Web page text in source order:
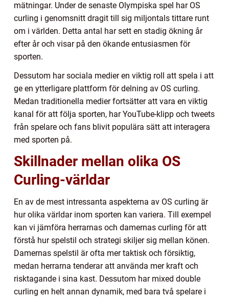
mätningar. Under de senaste Olympiska spel har OS
curling i genomsnitt dragit till sig miljontals tittare runt
om i världen. Detta antal har sett en stadig ökning år
efter år och visar på den ökande entusiasmen för
sporten.
Dessutom har sociala medier en viktig roll att spela i att
ge en ytterligare plattform för delning av OS curling.
Medan traditionella medier fortsätter att vara en viktig
kanal för att följa sporten, har YouTube-klipp och tweets
från spelare och fans blivit populära sätt att interagera
med sporten på.
Skillnader mellan olika OS
Curling-världar
En av de mest intressanta aspekterna av OS curling är
hur olika världar inom sporten kan variera. Till exempel
kan vi jämföra herrarnas och damernas curling för att
förstå hur spelstil och strategi skiljer sig mellan könen.
Damernas spelstil är ofta mer taktisk och försiktig,
medan herrarna tenderar att använda mer kraft och
risktagande i sina kast. Dessutom har mixed double
curling en helt annan dynamik, med bara två spelare i